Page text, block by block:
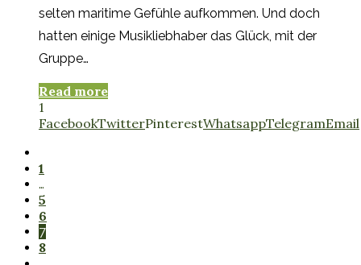
selten maritime Gefühle aufkommen. Und doch
hatten einige Musikliebhaber das Glück, mit der
Gruppe…
Read more
1
FacebookTwitterPinterestWhatsappTelegramEmail
1
…
5
6
7
8